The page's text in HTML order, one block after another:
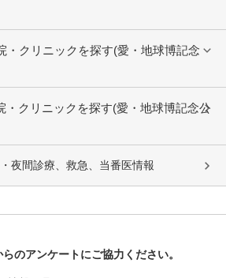
・クリニックを探す(愛・地球博記念
・クリニックを探す(愛・地球博記念公
夜間診療、救急、当番医情報
院なび
らのアンケートにご協力ください。